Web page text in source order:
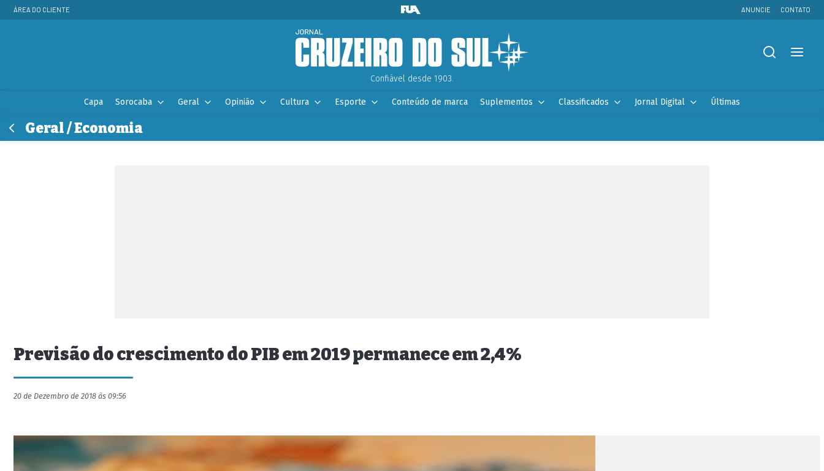
ÁREA DO CLIENTE ANUNCIE CONTATO
Confiável desde 1903.
Capa Sorocaba Geral Opinião Cultura Esporte Conteúdo de marca Suplementos Classificados Jornal Digital Últimas
Geral / Economia
Previsão do crescimento do PIB em 2019 permanece em 2,4%
20 de Dezembro de 2018 às 09:56